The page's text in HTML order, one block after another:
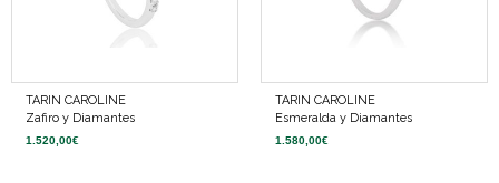
Zafiro y Diamantes
1.520,00 €
Esmeralda y Diamantes
1.580,00€